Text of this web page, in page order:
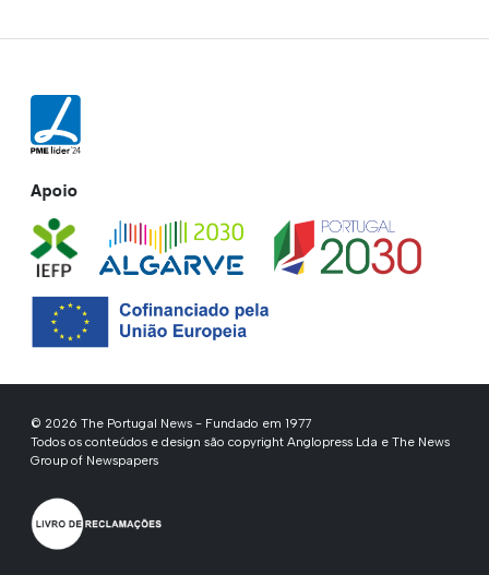
Apoio
© 2026 The Portugal News - Fundado em 1977
Todos os conteúdos e design são copyright Anglopress Lda e The News
Group of Newspapers